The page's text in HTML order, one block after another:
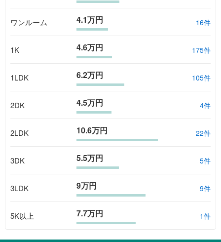
ワンルーム 4.1万円 16件
1K 4.6万円 175件
1LDK 6.2万円 105件
2DK 4.5万円 4件
2LDK 10.6万円 22件
3DK 5.5万円 5件
3LDK 9万円 9件
5K以上 7.7万円 1件